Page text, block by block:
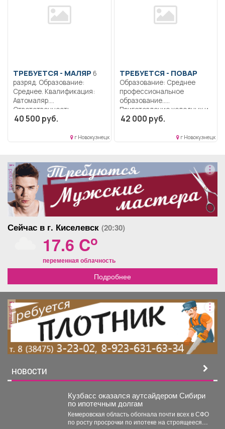
ТРЕБУЕТСЯ - МАЛЯР
разряд. Образование:
Среднее. Квалификация:
Автомаляр.
Ответственность..
Выполнение работы по
40 500 руб.
г Новокузнецк
ТРЕБУЕТСЯ - ПОВАР
Образование: Среднее
профессиональное
образование..
Приготовление холодных и
горячих блюд,...
42 000 руб.
г Новокузнецк
реклама
Сейчас в г. Киселевск (20:30)
17.6 Co
переменная облачность
Подробнее
реклама
НОВОСТИ
Кузбасс оказался аутсайдером Сибири
по ипотечным долгам
Кемеровская область обогнала почти всех в СФО
по росту просрочки по ипотеке на строящееся